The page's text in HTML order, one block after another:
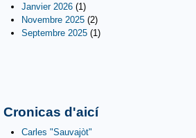
Janvier 2026 (1)
Novembre 2025 (2)
Septembre 2025 (1)
Cronicas d'aicí
Carles "Sauvajòt"